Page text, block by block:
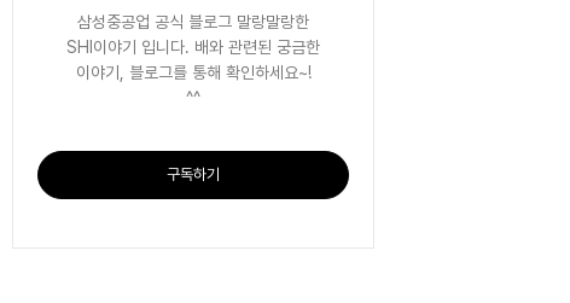
삼성중공업 공식 블로그 말랑말랑한
SHI이야기 입니다. 배와 관련된 궁금한
이야기, 블로그를 통해 확인하세요~!
^^
구독하기